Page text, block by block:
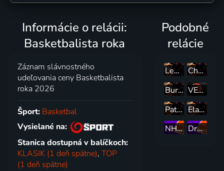
Informácie o relácii:
Basketbalista roka
Záznam slávnostného
udeľovania ceny Basketbalista
roka 2026
Šport: Basketbal
Vysielané na:
Stanica dostupná v balíčkoch:
KLASIK (1 deň spätne),TOP
(1 deň spätne)
Podobné
relácie
Legia Warszawa - MLP Academics Heidelberg
Cholet Basket - Joventut Badalona
Bursaspor Basketbol - Hapoel Netanel Holon
VEF Riga - NHSZ-Szolnoki Olajbanyasz
Patrioti Levice - VEF Riga
Elan Chalon - ERA Nymburk
NHSZ-Szolnoki Olajbanyasz - AEK BC
Dreamland Gran Canaria - SL Benfica